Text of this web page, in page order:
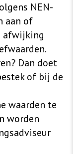
NEN-
aan of
afwijking
Dan doet
of bij de
waarden te
worden